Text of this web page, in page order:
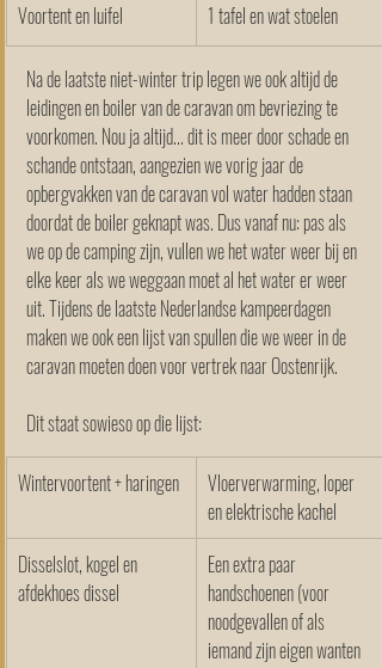
Voortent en luifel
1 tafel en wat stoelen
Na de laatste niet-winter trip legen we ook altijd de
leidingen en boiler van de caravan om bevriezing te
voorkomen. Nou ja altijd... dit is meer door schade en
schande ontstaan, aangezien we vorig jaar de
opbergvakken van de caravan vol water hadden staan
doordat de boiler geknapt was. Dus vanaf nu: pas als
we op de camping zijn, vullen we het water weer bij en
elke keer als we weggaan moet al het water er weer
uit. Tijdens de laatste Nederlandse kampeerdagen
maken we ook een lijst van spullen die we weer in de
caravan moeten doen voor vertrek naar Oostenrijk.
Dit staat sowieso op die lijst:
Wintervoortent + haringen
Vloerverwarming, loper
en elektrische kachel
Disselslot, kogel en
afdekhoes dissel
Een extra paar
handschoenen (voor
noodgevallen of als
iemand zijn eigen wanten